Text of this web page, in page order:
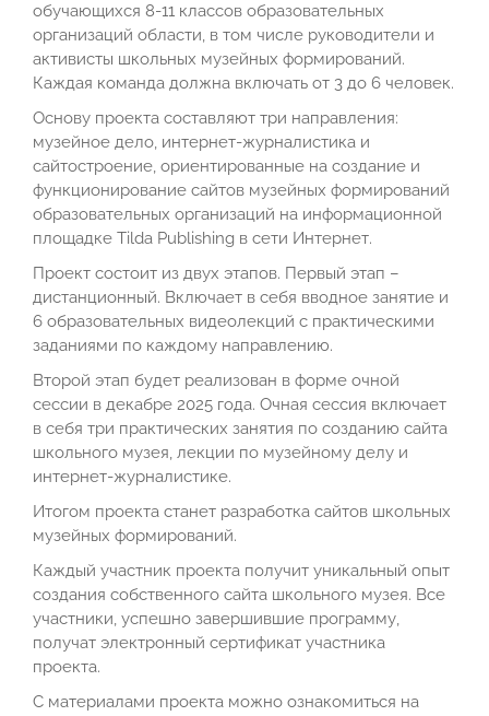
обучающихся 8-11 классов образовательных
организаций области, в том числе руководители и
активисты школьных музейных формирований.
Каждая команда должна включать от 3 до 6 человек.
Основу проекта составляют три направления:
музейное дело, интернет-журналистика и
сайтостроение, ориентированные на создание и
функционирование сайтов музейных формирований
образовательных организаций на информационной
площадке Tilda Publishing в сети Интернет.
Проект состоит из двух этапов. Первый этап –
дистанционный. Включает в себя вводное занятие и
6 образовательных видеолекций с практическими
заданиями по каждому направлению.
Второй этап будет реализован в форме очной
сессии в декабре 2025 года. Очная сессия включает
в себя три практических занятия по созданию сайта
школьного музея, лекции по музейному делу и
интернет-журналистике.
Итогом проекта станет разработка сайтов школьных
музейных формирований.
Каждый участник проекта получит уникальный опыт
создания собственного сайта школьного музея. Все
участники, успешно завершившие программу,
получат электронный сертификат участника
проекта.
С материалами проекта можно ознакомиться на